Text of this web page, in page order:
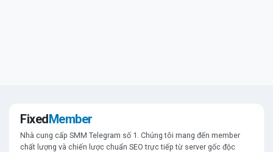
FixedMember
Nhà cung cấp SMM Telegram số 1. Chúng tôi mang đến member
chất lượng và chiến lược chuẩn SEO trực tiếp từ server gốc độc